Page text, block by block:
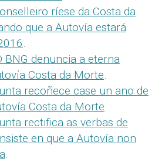
ríese da Costa da
que a Autovía estará
.
BNG denuncia a eterna
Costa da Morte.
recoñece case un ano de
Costa da Morte.
rectifica as verbas de
en que a Autovía non
.